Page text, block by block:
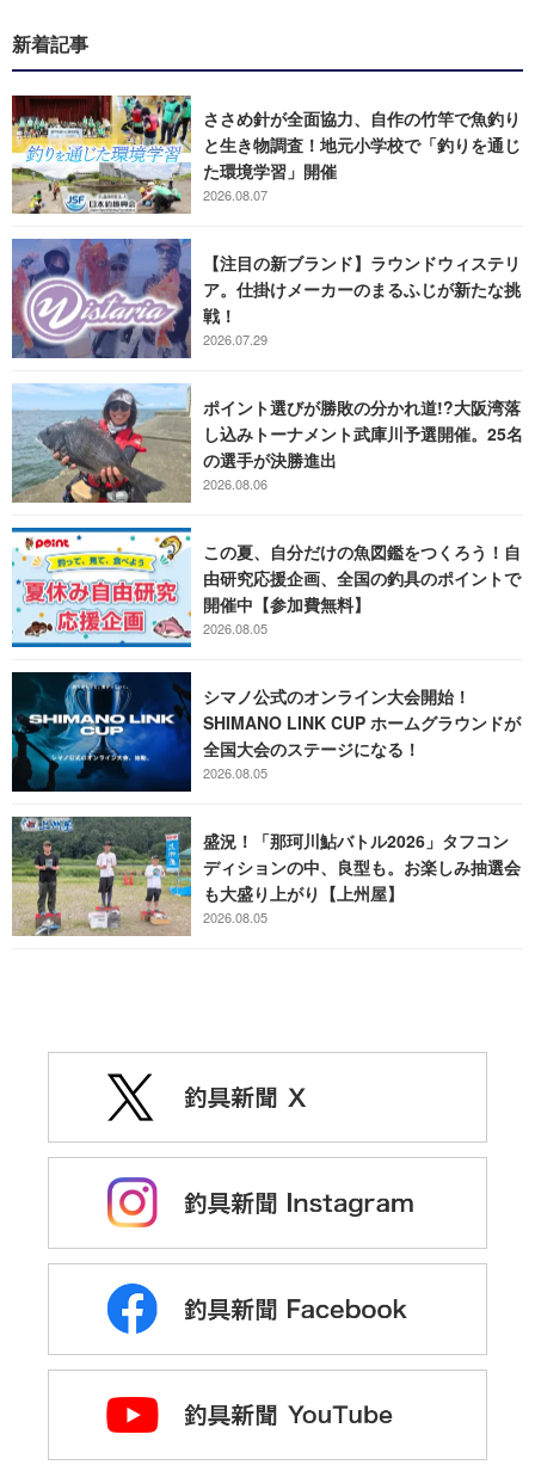
新着記事
ささめ針が全面協力、自作の竹竿で魚釣り
と生き物調査！地元小学校で「釣りを通じ
た環境学習」開催
2026.08.07
【注目の新ブランド】ラウンドウィステリ
ア。仕掛けメーカーのまるふじが新たな挑
戦！
2026.07.29
ポイント選びが勝敗の分かれ道!?大阪湾落
し込みトーナメント武庫川予選開催。25名
の選手が決勝進出
2026.08.06
この夏、自分だけの魚図鑑をつくろう！自
由研究応援企画、全国の釣具のポイントで
開催中【参加費無料】
2026.08.05
シマノ公式のオンライン大会開始！
SHIMANO LINK CUP ホームグラウンドが
全国大会のステージになる！
2026.08.05
盛況！「那珂川鮎バトル2026」タフコン
ディションの中、良型も。お楽しみ抽選会
も大盛り上がり【上州屋】
2026.08.05